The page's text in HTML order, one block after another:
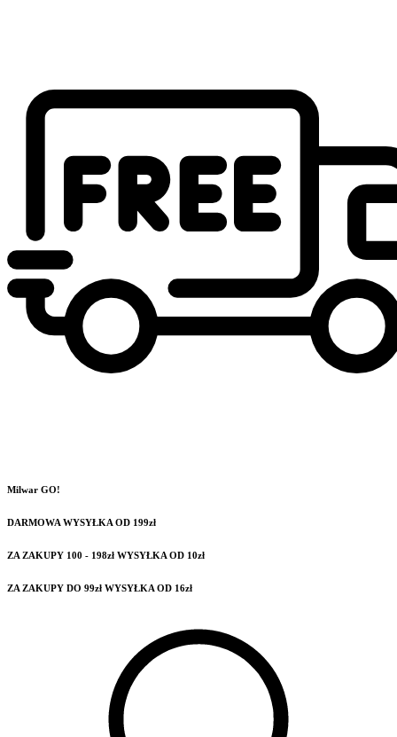
Milwar GO!
DARMOWA WYSYŁKA OD 199zł
ZA ZAKUPY 100 - 198zł WYSYŁKA OD 10zł
ZA ZAKUPY DO 99zł WYSYŁKA OD 16zł